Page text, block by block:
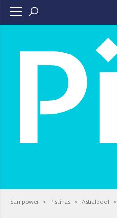
Sanipower > Piscinas > Astralpool >